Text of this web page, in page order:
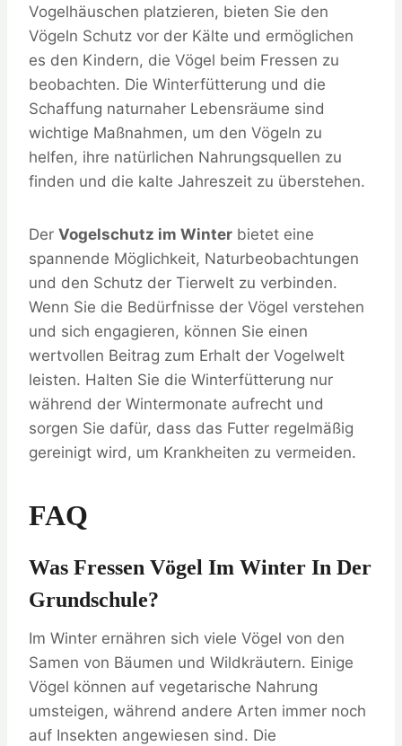
Vogelhäuschen platzieren, bieten Sie den
Vögeln Schutz vor der Kälte und ermöglichen
es den Kindern, die Vögel beim Fressen zu
beobachten. Die Winterfütterung und die
Schaffung naturnaher Lebensräume sind
wichtige Maßnahmen, um den Vögeln zu
helfen, ihre natürlichen Nahrungsquellen zu
finden und die kalte Jahreszeit zu überstehen.
Der Vogelschutz im Winter bietet eine
spannende Möglichkeit, Naturbeobachtungen
und den Schutz der Tierwelt zu verbinden.
Wenn Sie die Bedürfnisse der Vögel verstehen
und sich engagieren, können Sie einen
wertvollen Beitrag zum Erhalt der Vogelwelt
leisten. Halten Sie die Winterfütterung nur
während der Wintermonate aufrecht und
sorgen Sie dafür, dass das Futter regelmäßig
gereinigt wird, um Krankheiten zu vermeiden.
FAQ
Was Fressen Vögel Im Winter In Der
Grundschule?
Im Winter ernähren sich viele Vögel von den
Samen von Bäumen und Wildkräutern. Einige
Vögel können auf vegetarische Nahrung
umsteigen, während andere Arten immer noch
auf Insekten angewiesen sind. Die